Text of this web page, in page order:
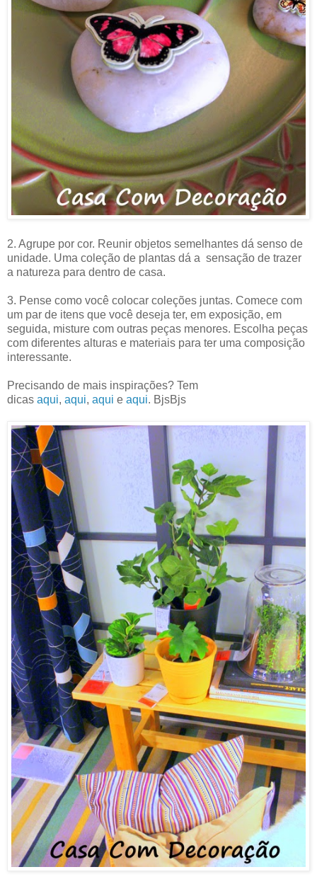
2. Agrupe por cor. Reunir objetos semelhantes dá senso de
unidade. Uma coleção de plantas dá a sensação de trazer
a natureza para dentro de casa.
3. Pense como você colocar coleções juntas. Comece com
um par de itens que você deseja ter, em exposição, em
seguida, misture com outras peças menores. Escolha peças
com diferentes alturas e materiais para ter uma composição
interessante.
Precisando de mais inspirações? Tem
dicas aqui, aqui, aqui e aqui. BjsBjs